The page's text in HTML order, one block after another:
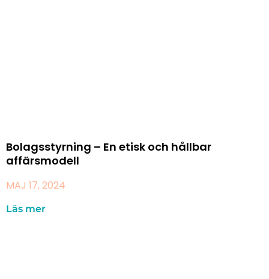
Bolagsstyrning – En etisk och hållbar
affärsmodell
MAJ 17, 2024
Läs mer